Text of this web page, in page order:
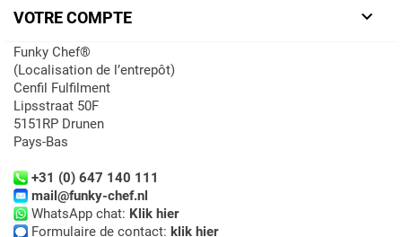
VOTRE COMPTE 
Funky Chef®
(Localisation de l’entrepôt)
Cenfil Fulfilment
Lipsstraat 50F
5151RP Drunen
Pays-Bas
+31 (0) 647 140 111
mail@funky-chef.nl
WhatsApp chat: Klik hier
Formulaire de contact: klik hier